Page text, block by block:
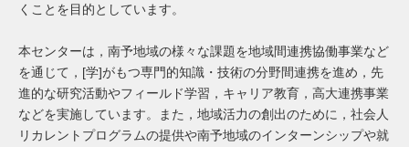
くことを目的としています。
本センターは，南予地域の様々な課題を地域間連携協働事業など
を通じて，[学]がもつ専門的知識・技術の分野間連携を進め，先
進的な研究活動やフィールド学習，キャリア教育，高大連携事業
などを実施しています。また，地域活力の創出のために，社会人
リカレントプログラムの提供や南予地域のインターンシップや就